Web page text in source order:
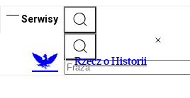
Serwisy
Rzecz o Historii